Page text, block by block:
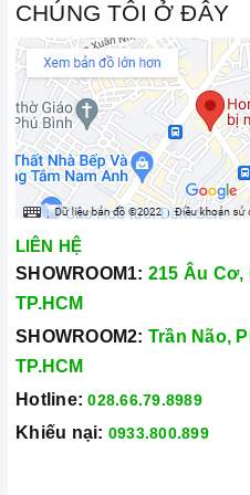
Đến với Home Best, chúng tôi
đa dạng các dòngbếp từ
lượng và nguồn gốc sản phẩm
mang đến cho quý khách hàng
tận tâm và chính sách bảo
Xem thêm tại đây: Home Best
chữa thiết bị nhà bếp cao cấp
CHÚNG TÔI Ở ĐÂY
LIÊN HỆ
SHOWROOM1: 215 Âu Cơ,
TP.HCM
SHOWROOM2: Trần Não,
TP.HCM
Hotline: 028.66.79.8989
Khiếu nại: 0933.800.899